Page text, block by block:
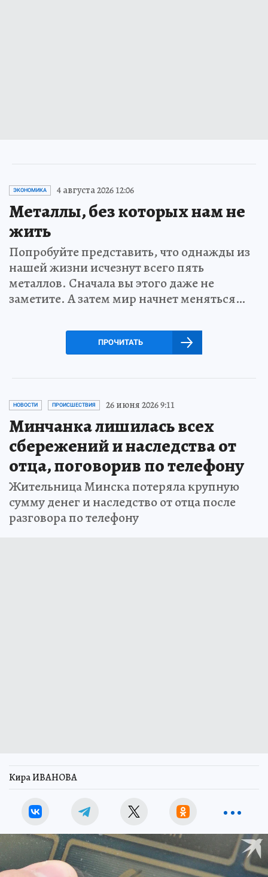
ЭКОНОМИКА 4 августа 2026 12:06
Металлы, без которых нам не
жить
Попробуйте представить, что однажды из
нашей жизни исчезнут всего пять
металлов. Сначала вы этого даже не
заметите. А затем мир начнет меняться…
ПРОЧИТАТЬ
НОВОСТИ ПРОИСШЕСТВИЯ 26 июня 2026 9:11
Минчанка лишилась всех
сбережений и наследства от
отца, поговорив по телефону
Жительница Минска потеряла крупную
сумму денег и наследство от отца после
разговора по телефону
Кира ИВАНОВА